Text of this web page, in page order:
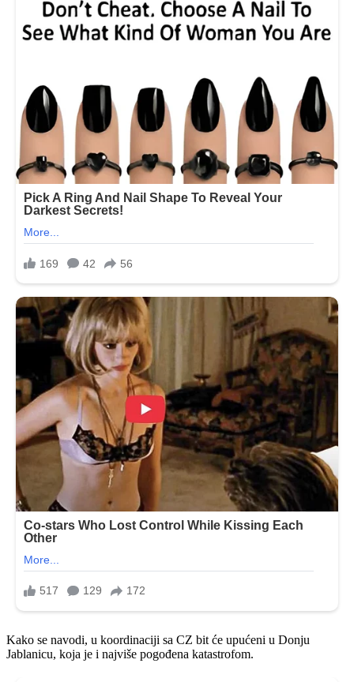
Kako se navodi, u koordinaciji sa CZ bit će upućeni u Donju
Jablanicu, koja je i najviše pogođena katastrofom.